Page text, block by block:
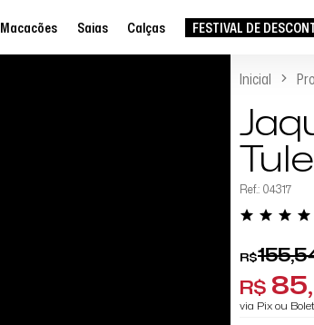
Macacões Saias Calças FESTIVAL DE
Inicial
Ref.: 04317
R$
R$
via Pix ou